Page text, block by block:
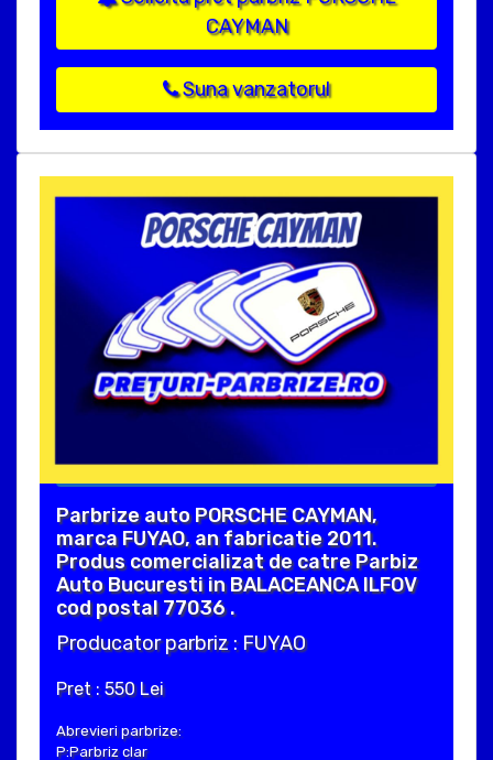
CAYMAN
Suna vanzatorul
Parbrize auto PORSCHE CAYMAN,
marca FUYAO, an fabricatie 2011.
Produs comercializat de catre Parbiz
Auto Bucuresti in BALACEANCA ILFOV
cod postal 77036 .
Producator parbriz : FUYAO
Pret : 550 Lei
Abrevieri parbrize:
P:Parbriz clar